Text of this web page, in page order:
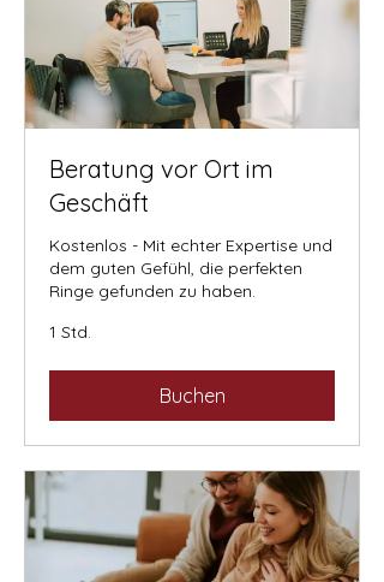
Beratung vor Ort im
Geschäft
Kostenlos - Mit echter Expertise und
dem guten Gefühl, die perfekten
Ringe gefunden zu haben.
1 Std.
Buchen